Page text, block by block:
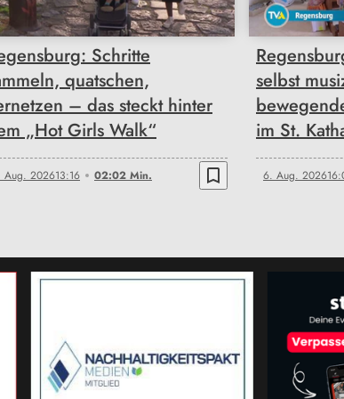
Schritte
quatschen,
– das steckt hinter
„Hot Girls Walk“
Aug. 202613:16 02:02 Min. bookmark_border
selbst
im St.
6. Aug. 2026